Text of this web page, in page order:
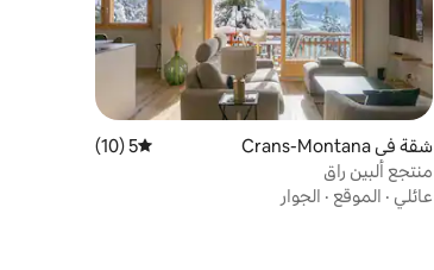
شقة في Crans-Montana متوسط التقييم 5 من 5، 10 مراجعات
5 (10)
منتجع ألبين راقٍ
عائلي · الموقع · الجوار